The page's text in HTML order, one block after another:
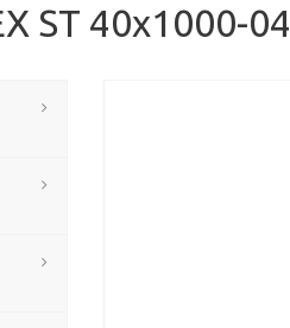
ST 40х1000-04